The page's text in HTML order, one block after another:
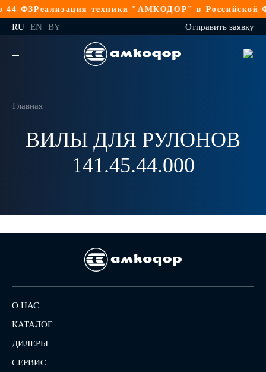
ФЗРеализация техники "АМКОДОР" в Российской
RU EN BY Отправить заявку
Главная
ВИЛЫ ДЛЯ РУЛОНОВ
141.45.44.000
О НАС
КАТАЛОГ
ДИЛЕРЫ
СЕРВИС